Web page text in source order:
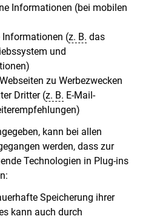
Informationen (bei mobilen
Informationen (z. B. das
und
zu Werbezwecken
Dritter (z. B. E-Mail-
kann bei allen
werden, dass zur
Technologien in Plug-ins
Speicherung ihrer
kann auch durch